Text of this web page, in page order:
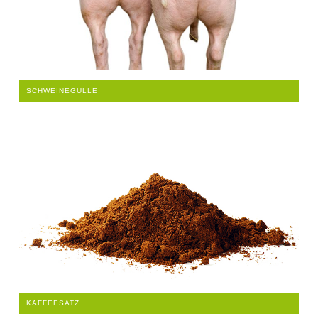
SCHWEINEGÜLLE
KAFFEESATZ